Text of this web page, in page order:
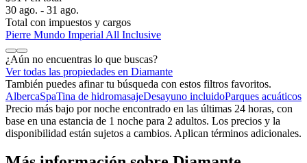
30 ago. - 31 ago.
Total con impuestos y cargos
Pierre Mundo Imperial All Inclusive
¿Aún no encuentras lo que buscas?
Ver todas las propiedades en Diamante
También puedes afinar tu búsqueda con estos filtros favoritos.
AlbercaSpaTina de hidromasajeDesayuno incluidoParques acuáticos
Precio más bajo por noche encontrado en las últimas 24 horas, con
base en una estancia de 1 noche para 2 adultos. Los precios y la
disponibilidad están sujetos a cambios. Aplican términos adicionales.